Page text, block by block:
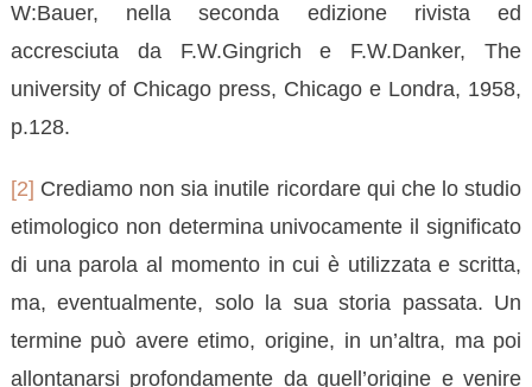
W:Bauer, nella seconda edizione rivista ed
accresciuta da F.W.Gingrich e F.W.Danker, The
university of Chicago press, Chicago e Londra, 1958,
p.128.
[2] Crediamo non sia inutile ricordare qui che lo studio
etimologico non determina univocamente il significato
di una parola al momento in cui è utilizzata e scritta,
ma, eventualmente, solo la sua storia passata. Un
termine può avere etimo, origine, in un’altra, ma poi
allontanarsi profondamente da quell’origine e venire